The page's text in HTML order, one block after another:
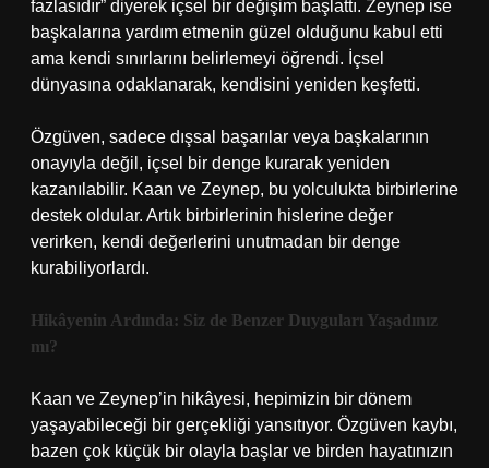
fazlasıdır” diyerek içsel bir değişim başlattı. Zeynep ise
başkalarına yardım etmenin güzel olduğunu kabul etti
ama kendi sınırlarını belirlemeyi öğrendi. İçsel
dünyasına odaklanarak, kendisini yeniden keşfetti.
Özgüven, sadece dışsal başarılar veya başkalarının
onayıyla değil, içsel bir denge kurarak yeniden
kazanılabilir. Kaan ve Zeynep, bu yolculukta birbirlerine
destek oldular. Artık birbirlerinin hislerine değer
verirken, kendi değerlerini unutmadan bir denge
kurabiliyorlardı.
Hikâyenin Ardında: Siz de Benzer Duyguları Yaşadınız
mı?
Kaan ve Zeynep’in hikâyesi, hepimizin bir dönem
yaşayabileceği bir gerçekliği yansıtıyor. Özgüven kaybı,
bazen çok küçük bir olayla başlar ve birden hayatınızın